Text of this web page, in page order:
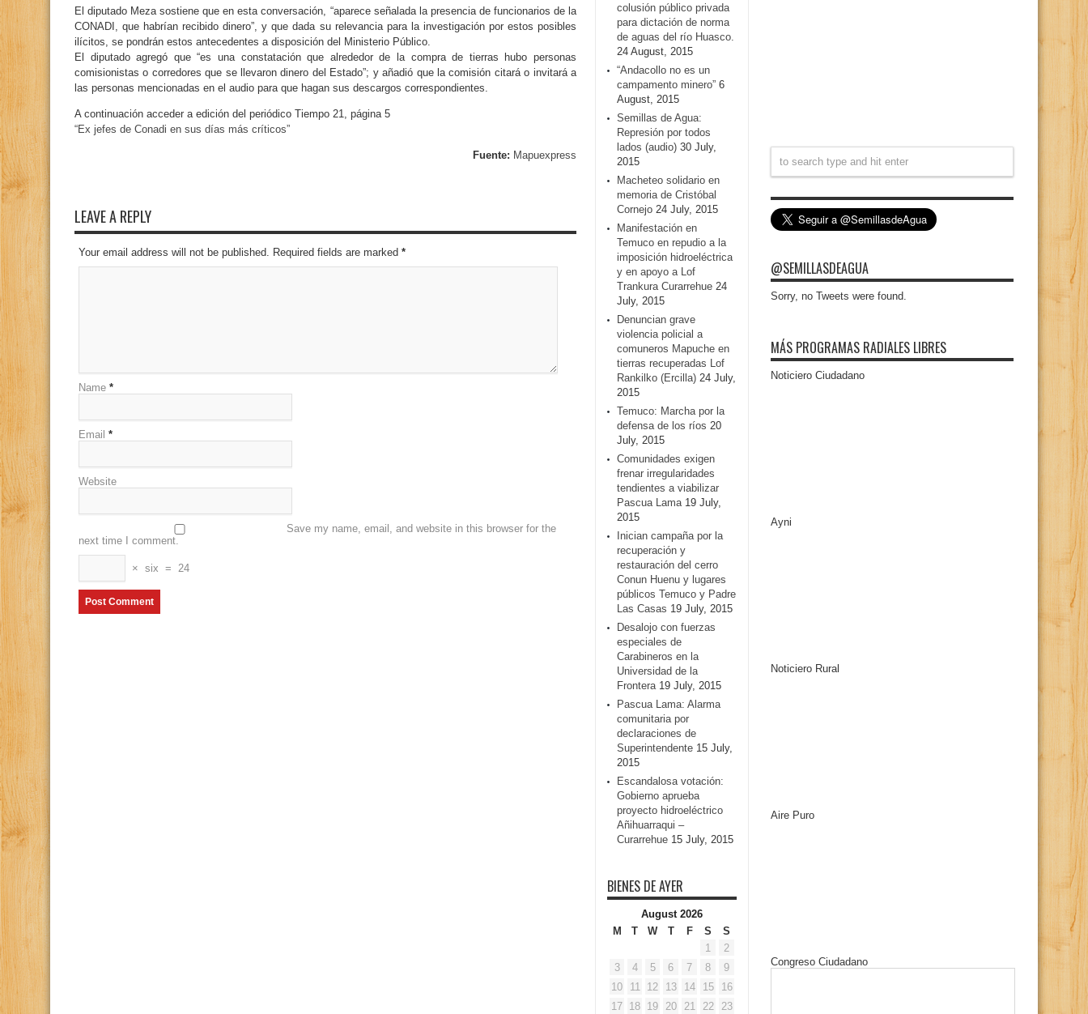
El diputado Meza sostiene que en esta conversación, “aparece señalada la presencia de funcionarios de la
CONADI, que habrían recibido dinero”, y que dada su relevancia para la investigación por estos posibles
ilícitos, se pondrán estos antecedentes a disposición del Ministerio Público.
El diputado agregó que “es una constatación que alrededor de la compra de tierras hubo personas
comisionistas o corredores que se llevaron dinero del Estado”; y añadió que la comisión citará o invitará a
las personas mencionadas en el audio para que hagan sus descargos correspondientes.
A continuación acceder a edición del periódico Tiempo 21, página 5
“Ex jefes de Conadi en sus días más críticos”
Fuente: Mapuexpress
LEAVE A REPLY
Your email address will not be published. Required fields are marked *
Name *
Email *
Website
Save my name, email, and website in this browser for the
next time I comment.
× six = 24
colusión público privada
para dictación de norma
de aguas del río Huasco.
24 August, 2015
“Andacollo no es un
campamento minero” 6
August, 2015
Semillas de Agua:
Represión por todos
lados (audio) 30 July,
2015
Macheteo solidario en
memoria de Cristóbal
Cornejo 24 July, 2015
Manifestación en
Temuco en repudio a la
imposición hidroeléctrica
y en apoyo a Lof
Trankura Curarrehue 24
July, 2015
Denuncian grave
violencia policial a
comuneros Mapuche en
tierras recuperadas Lof
Rankilko (Ercilla) 24 July,
2015
Temuco: Marcha por la
defensa de los ríos 20
July, 2015
Comunidades exigen
frenar irregularidades
tendientes a viabilizar
Pascua Lama 19 July,
2015
Inician campaña por la
recuperación y
restauración del cerro
Conun Huenu y lugares
públicos Temuco y Padre
Las Casas 19 July, 2015
Desalojo con fuerzas
especiales de
Carabineros en la
Universidad de la
Frontera 19 July, 2015
Pascua Lama: Alarma
comunitaria por
declaraciones de
Superintendente 15 July,
2015
Escandalosa votación:
Gobierno aprueba
proyecto hidroeléctrico
Añihuarraqui –
Curarrehue 15 July, 2015
BIENES DE AYER
August 2026
M
T W T F S
S
1
2
3
4 5 6 7 8
9
10
11 12 13 14 15
16
17 18 19 20 21 22
23
@SEMILLASDEAGUA
Sorry, no Tweets were found.
MÁS PROGRAMAS RADIALES LIBRES
Noticiero Ciudadano
Ayni
Noticiero Rural
Aire Puro
Congreso Ciudadano